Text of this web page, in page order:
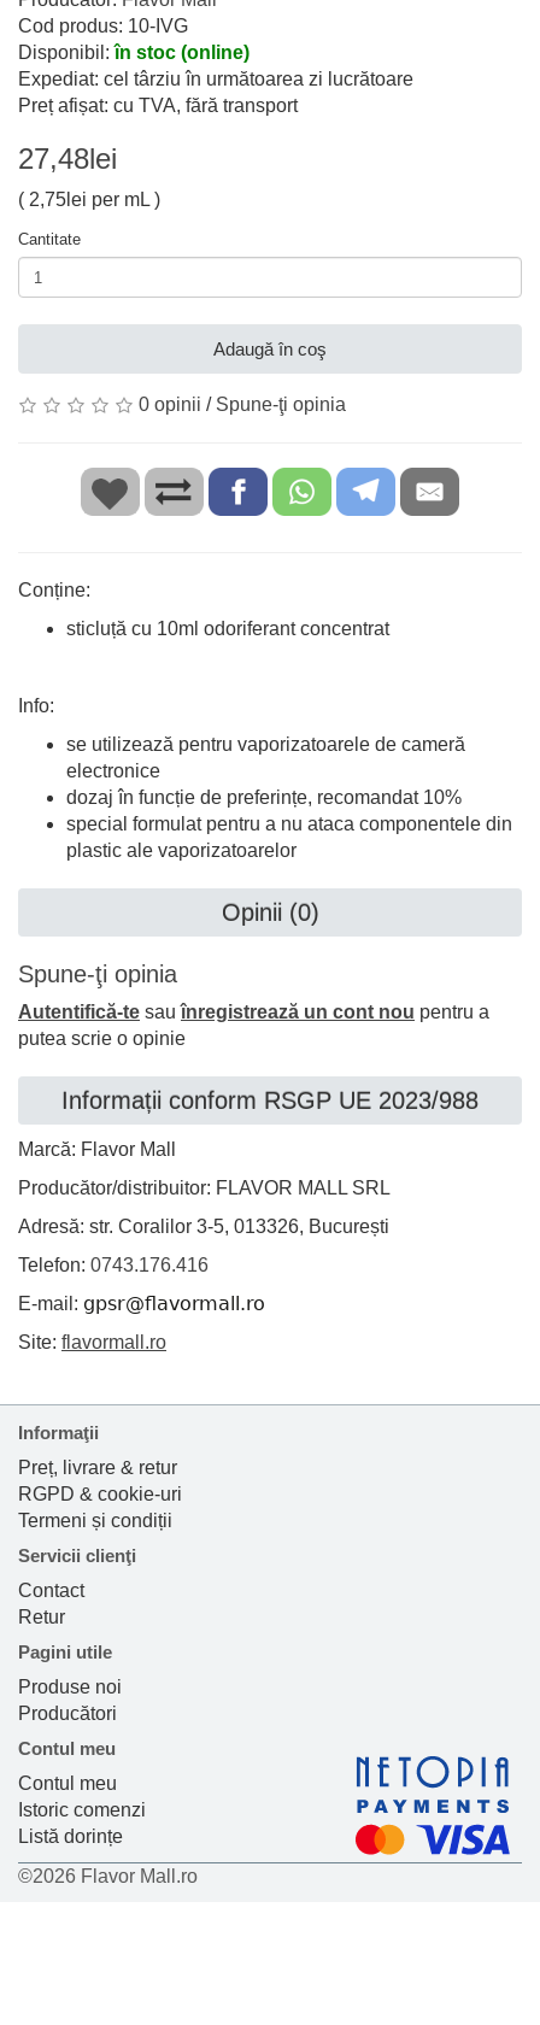
Cod produs: 10-IVG
Disponibil:în stoc (online)
Expediat: cel târziu în următoarea zi lucrătoare
Preț afișat: cu TVA, fără transport
27,48lei
( 2,75lei per mL )
Cantitate
Adaugă în coş
0 opinii / Spune-ţi opinia
Conține:
sticluță cu 10ml odoriferant concentrat
Info:
se utilizează pentru vaporizatoarele de cameră
electronice
dozaj în funcție de preferințe, recomandat 10%
special formulat pentru a nu ataca componentele din
plastic ale vaporizatoarelor
Opinii (0)
Spune-ţi opinia
Autentifică-te sauînregistrează un cont nou pentru a
putea scrie o opinie
Informații conform RSGP UE 2023/988
Marcă: Flavor Mall
Producător/distribuitor: FLAVOR MALL SRL
Adresă: str. Coralilor 3-5, 013326, București
Telefon: 0743.176.416
E-mail:
Site: flavormall.ro
Informaţii
Preț, livrare & retur
RGPD & cookie-uri
Termeni și condiții
Servicii clienţi
Contact
Retur
Pagini utile
Produse noi
Producători
Contul meu
Contul meu
Istoric comenzi
Listă dorințe
©2026 Flavor Mall.ro